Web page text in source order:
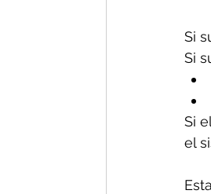
Si
Si
Si
el